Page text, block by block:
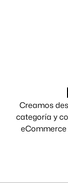
Creamos
categoría y